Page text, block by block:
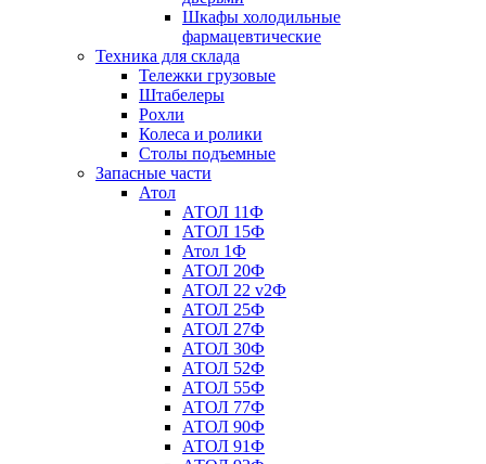
Шкафы холодильные
фармацевтические
Техника для склада
Тележки грузовые
Штабелеры
Рохли
Колеса и ролики
Столы подъемные
Запасные части
Атол
АТОЛ 11Ф
АТОЛ 15Ф
Атол 1Ф
АТОЛ 20Ф
АТОЛ 22 v2Ф
АТОЛ 25Ф
АТОЛ 27Ф
АТОЛ 30Ф
АТОЛ 52Ф
АТОЛ 55Ф
АТОЛ 77Ф
АТОЛ 90Ф
АТОЛ 91Ф